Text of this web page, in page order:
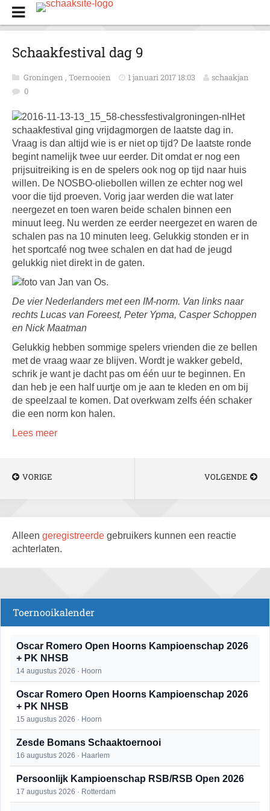
Schaakfestival dag 9
Groningen , Toernooien 1 januari 2017 18:03
schaakjan
0
Het
schaakfestival ging vrijdagmorgen de laatste dag in.
Vraag is dan altijd wie is er niet op tijd? De laatste ronde
begint namelijk twee uur eerder. Dit omdat er nog een
prijsuitreiking is en de spelers ook nog op tijd naar huis
willen. De NOSBO-oliebollen willen ze echter nog wel
voor die tijd proeven. Vorig jaar werden die wat later
neergezet en toen waren beide schalen binnen een
minuut leeg. Nu werden ze eerder neergezet en waren de
schalen pas na 10 minuten leeg. Gelukkig stonden er in
het sportcafé nog twee schalen en dat had de jeugd
gelukkig niet direkt in de gaten.
De vier Nederlanders met een IM-norm. Van links naar
rechts Lucas van Foreest, Peter Ypma, Casper Schoppen
en Nick Maatman
Gelukkig hebben sommige spelers vrienden die ze bellen
met de vraag waar ze blijven. Wordt je wakker gebeld,
schrik je want je dacht pas om één uur te beginnen. En
dan heb je een half uurtje om je aan te kleden en om bij
de speelzaal te komen. Dat overkwam zelfs één schaker
die een norm kon halen.
Lees meer
VORIGE VOLGENDE
Alleen geregistreerde gebruikers kunnen een reactie
achterlaten.
Toernooikalender
Oscar Romero Open Hoorns Kampioenschap 2026
+ PK NHSB
14 augustus 2026 · Hoorn
Oscar Romero Open Hoorns Kampioenschap 2026
+ PK NHSB
15 augustus 2026 · Hoorn
Zesde Bomans Schaaktoernooi
16 augustus 2026 · Haarlem
Persoonlijk Kampioenschap RSB/RSB Open 2026
17 augustus 2026 · Rotterdam